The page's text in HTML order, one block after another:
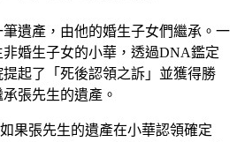
遺產，由他的婚生子女們繼承。一
婚生子女的小華，透過DNA鑑定
起了「死後認領之訴」並獲得勝
張先生的遺產。
如果張先生的遺產在小華認領確定